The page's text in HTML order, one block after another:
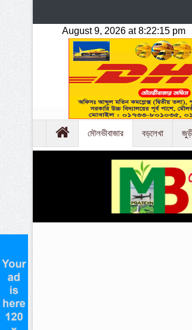
মৌলভীবাজার বড়লেখা